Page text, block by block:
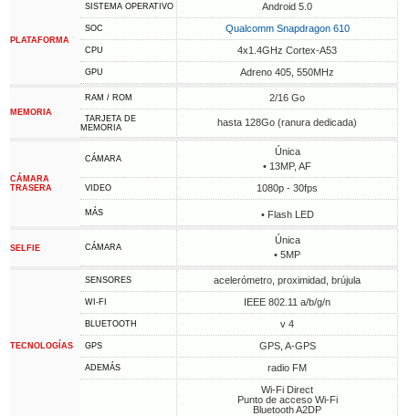
PLATAFORMA
SISTEMA OPERATIVO Android 5.0
SOC Qualcomm Snapdragon 610
CPU 4x1.4GHz Cortex-A53
GPU Adreno 405, 550MHz
MEMORIA
RAM / ROM 2/16 Go
TARJETA DE
MEMORIA
hasta 128Go (ranura dedicada)
CÁMARA
TRASERA
CÁMARA
Única
• 13MP, AF
VIDEO 1080p - 30fps
MÁS • Flash LED
SELFIE CÁMARA
Única
• 5MP
TECNOLOGÍAS
SENSORES acelerómetro, proximidad, brújula
WI-FI IEEE 802.11 a/b/g/n
BLUETOOTH v 4
GPS GPS, A-GPS
ADEMÁS
radio FM
Wi-Fi Direct
Punto de acceso Wi-Fi
Bluetooth A2DP